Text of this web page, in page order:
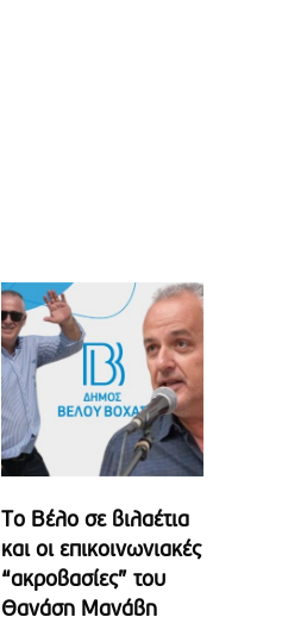
Το Βέλο σε βιλαέτια
και οι επικοινωνιακές
“ακροβασίες” του
Θανάση Μανάβη